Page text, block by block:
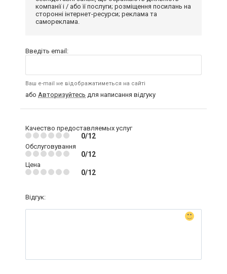
компанії і / або її послуги; розміщення посилань на
сторонні інтернет-ресурси; реклама та
самореклама.
Введіть email:
Ваш e-mail не відображатиметься на сайті
або Авторизуйтесь для написання відгуку
Качество предоставляемых услуг
0/12
Обслуговування
0/12
Цена
0/12
Відгук: